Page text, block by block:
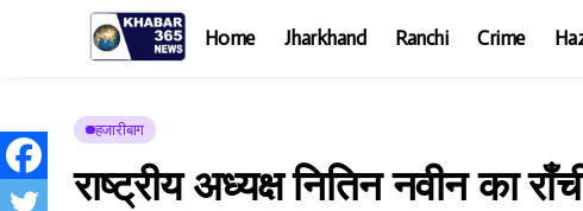
Home Jharkhand Ranchi Crime
हजारीबाग
राष्ट्रीय अध्यक्ष नितिन नवीन का